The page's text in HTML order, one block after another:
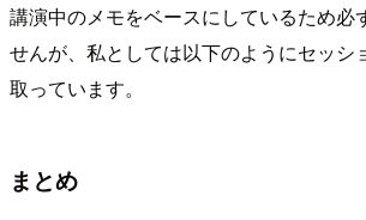
講演中のメモをベースにしているため必
せんが、私としては以下のようにセッシ
取っています。
まとめ